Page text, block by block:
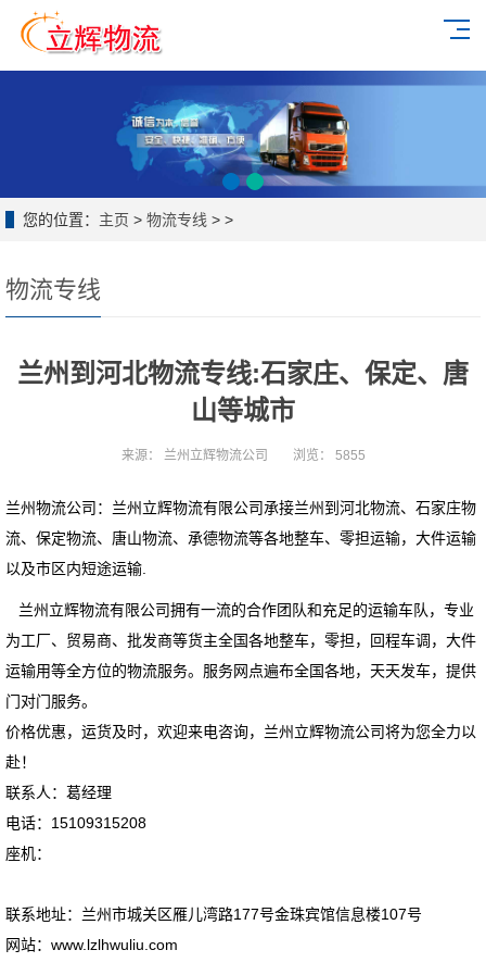
您的位置： 主页 > 物流专线 > >
物流专线
兰州到河北物流专线:石家庄、保定、唐
山等城市
来源： 兰州立辉物流公司 浏览： 5855
兰州物流公司 ：兰州立辉物流有限公司承接兰州到河北物流、石家庄物
流、保定物流、唐山物流、承德物流等各地整车、零担运输，大件运输
以及市区内短途运输.
兰州立辉物流有限公司拥有一流的合作团队和充足的运输车队，专业
为工厂、贸易商、批发商等货主全国各地整车，零担，回程车调，大件
运输用等全方位的物流服务。服务网点遍布全国各地，天天发车，提供
门对门服务。
价格优惠，运货及时，欢迎来电咨询，兰州立辉物流公司将为您全力以
赴！
联系人：葛经理
电话：15109315208
座机：
联系地址：兰州市城关区雁儿湾路177号金珠宾馆信息楼107号
网站：www.lzlhwuliu.com